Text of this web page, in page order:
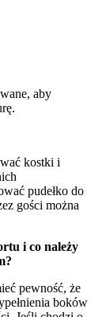
aby
kostki i
pudełko do
gości można
i co należy
pewność, że
boków